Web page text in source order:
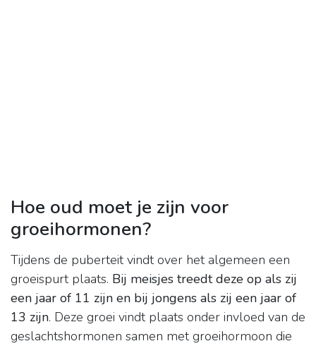
Hoe oud moet je zijn voor
groeihormonen?
Tijdens de puberteit vindt over het algemeen een
groeispurt plaats. Bij meisjes treedt deze op als zij
een jaar of 11 zijn en bij jongens als zij een jaar of
13 zijn. Deze groei vindt plaats onder invloed van de
geslachtshormonen samen met groeihormoon die